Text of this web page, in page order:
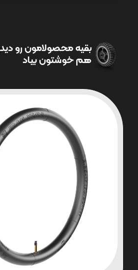
بقیه محصولامون رو
هم خوشتون بیاد